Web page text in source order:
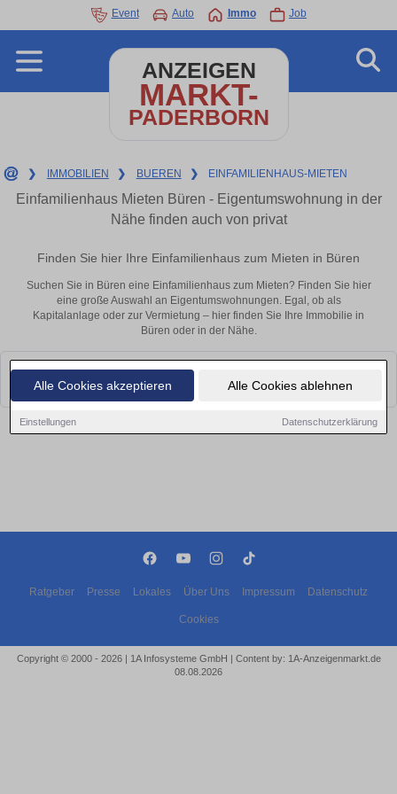
Alle Cookies akzeptieren Alle Cookies ablehnen
Einstellungen Datenschutzerklärung
Event Auto Immo Job
ANZEIGEN
MARKT-
PADERBORN
❯ IMMOBILIEN ❯ BUEREN ❯ EINFAMILIENHAUS-MIETEN
Einfamilienhaus Mieten Büren - Eigentumswohnung in der
Nähe finden auch von privat
Finden Sie hier Ihre Einfamilienhaus zum Mieten in Büren
Suchen Sie in Büren eine Einfamilienhaus zum Mieten? Finden Sie hier
eine große Auswahl an Eigentumswohnungen. Egal, ob als
Kapitalanlage oder zur Vermietung – hier finden Sie Ihre Immobilie in
Büren oder in der Nähe.
Leider konnten wir derzeit keine passenden Objekte finden. Schauen Sie
bald wieder vorbei!
Ratgeber Presse Lokales Über Uns Impressum Datenschutz
Cookies
Copyright © 2000 - 2026 | 1A Infosysteme GmbH | Content by: 1A-Anzeigenmarkt.de
08.08.2026